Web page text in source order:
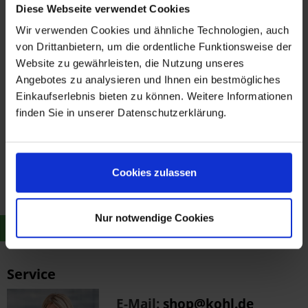
Diese Webseite verwendet Cookies
Wir verwenden Cookies und ähnliche Technologien, auch
von Drittanbietern, um die ordentliche Funktionsweise der
Website zu gewährleisten, die Nutzung unseres
Angebotes zu analysieren und Ihnen ein bestmögliches
Einkaufserlebnis bieten zu können. Weitere Informationen
finden Sie in unserer Datenschutzerklärung.
Cookies zulassen
Nur notwendige Cookies
AC Schnitzer Sturzpad
Nylon schwarz R 1200
Merken
Service
E-Mail: shop@kohl.de